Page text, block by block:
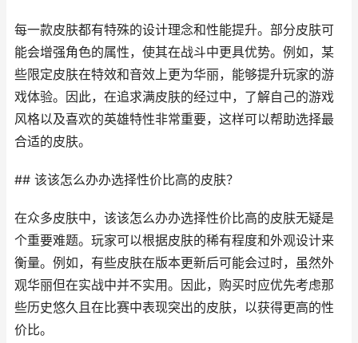
每一款皮肤都有特殊的设计理念和性能提升。部分皮肤可
能会增强角色的属性，使其在战斗中更具优势。例如，某
些限定皮肤在特效和音效上更为华丽，能够提升玩家的游
戏体验。因此，在追求满皮肤的经过中，了解自己的游戏
风格以及喜欢的英雄特性非常重要，这样可以帮助选择最
合适的皮肤。
## 该该怎么办办选择性价比高的皮肤？
在众多皮肤中，该该怎么办办选择性价比高的皮肤无疑是
个重要难题。玩家可以根据皮肤的稀有程度和外观设计来
衡量。例如，有些皮肤在版本更新后可能会过时，虽然外
观华丽但在实战中并不实用。因此，购买时应优先考虑那
些历史悠久且在比赛中表现突出的皮肤，以获得更高的性
价比。